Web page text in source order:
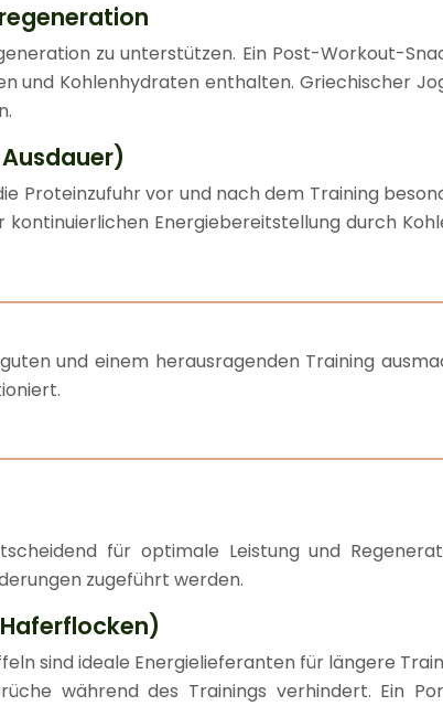
zu unterstützen. Ein Post-Workout-
und Kohlenhydraten enthalten. Griechischer
Proteinzufuhr vor und nach dem Training
Energiebereitstellung durch
und einem herausragenden Training
für optimale Leistung und
zugeführt werden.
sind ideale Energielieferanten für längere
während des Trainings verhindert. Ein